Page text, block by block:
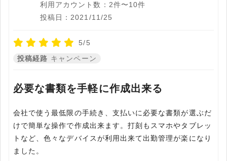
利用アカウント数：2件〜10件
投稿日：2021/11/25
5/5
投稿経路 キャンペーン
必要な書類を手軽に作成出来る
会社で使う最低限の手続き、支払いに必要な書類が選ぶだ
けで簡単な操作で作成出来ます。打刻もスマホやタブレッ
トなど、色々なデバイスが利用出来て出勤管理が楽になり
ました。